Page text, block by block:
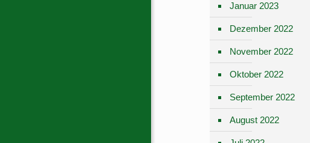
Januar 2023
Dezember 2022
November 2022
Oktober 2022
September 2022
August 2022